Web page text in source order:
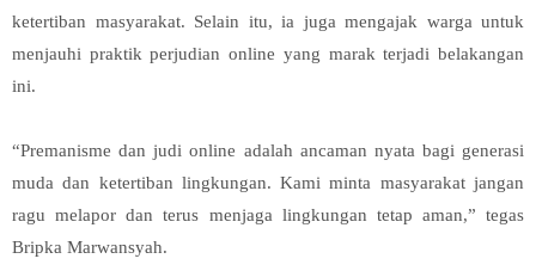
ketertiban masyarakat. Selain itu, ia juga mengajak warga untuk
menjauhi praktik perjudian online yang marak terjadi belakangan
ini.
“Premanisme dan judi online adalah ancaman nyata bagi generasi
muda dan ketertiban lingkungan. Kami minta masyarakat jangan
ragu melapor dan terus menjaga lingkungan tetap aman,” tegas
Bripka Marwansyah.